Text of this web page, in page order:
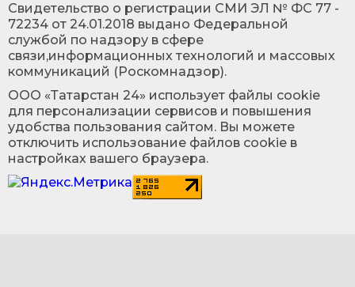
Cвидетельство о регистрации СМИ ЭЛ № ФС 77 -
72234 от 24.01.2018 выдано Федеральной
службой по надзору в сфере
связи,информационных технологий и массовых
коммуникаций (Роскомнадзор).
ООО «Татарстан 24» использует файлы cookie
для персонализации сервисов и повышения
удобства пользования сайтом. Вы можете
отключить использование файлов cookie в
настройках вашего браузера.